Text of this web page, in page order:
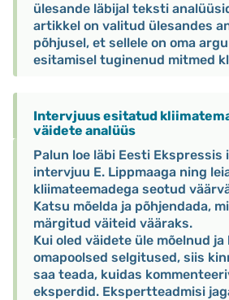
ülesande läbijal teksti
artikkel on valitud ülesandes
põhjusel, et sellele on oma
esitamisel tuginenud mitmed
Intervjuus esitatud
väidete analüüs
Palun loe läbi Eesti Ekspressis
intervjuu E. Lippmaaga ning
kliimateemadega seotud
Katsu mõelda ja põhjendada,
märgitud väiteid vääraks.
Kui oled väidete üle mõelnud ja
omapoolsed selgitused, siis
saa teada, kuidas
eksperdid. Ekspertteadmisi